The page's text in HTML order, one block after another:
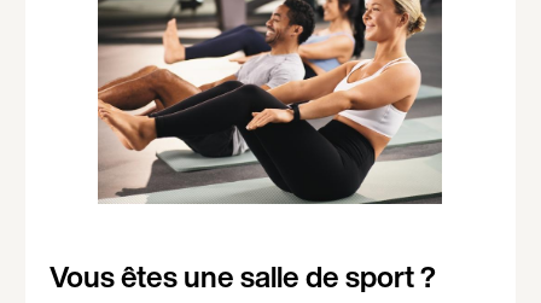
Vous êtes une salle de sport ?